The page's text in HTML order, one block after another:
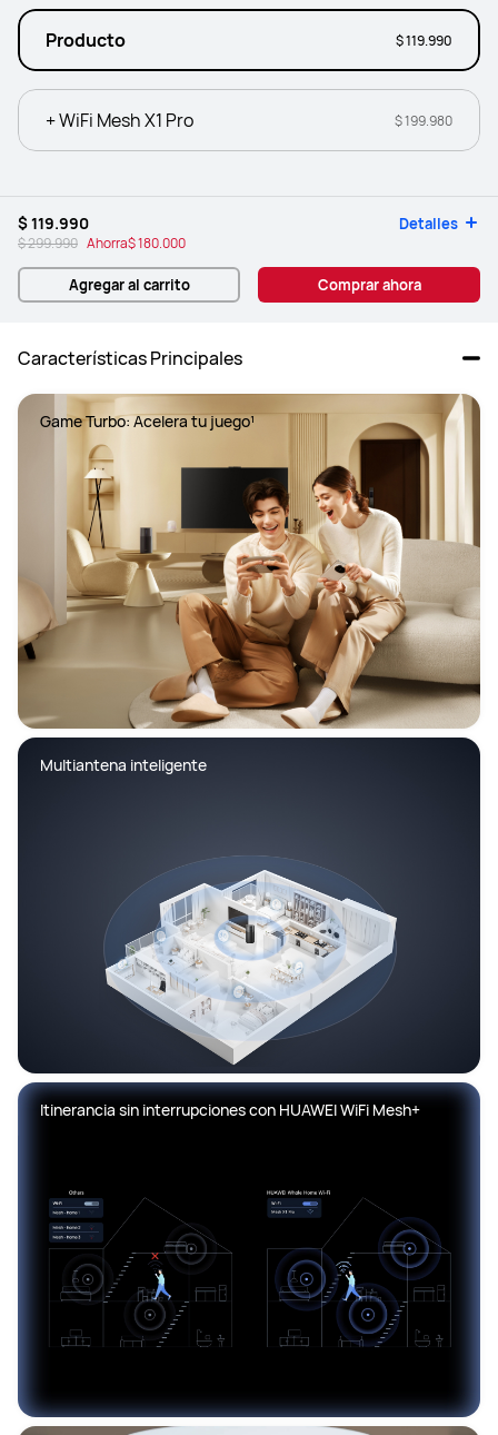
Producto $ 119.990
+ WiFi Mesh X1 Pro $ 199.980
$ 119.990 Detalles
$ 299.990 Ahorra$ 180.000
Agregar al carrito Comprar ahora
Características Principales
Multiantena inteligente